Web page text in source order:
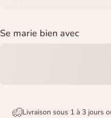
Se marie bien avec
Livraison sous 1 à 3 jours